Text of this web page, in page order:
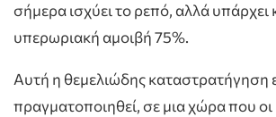
σήμερα ισχύει το ρεπό, αλλά υπάρχει
υπερωριακή αμοιβή 75%.
Αυτή η θεμελιώδης καταστρατήγηση
πραγματοποιηθεί, σε μια χώρα που